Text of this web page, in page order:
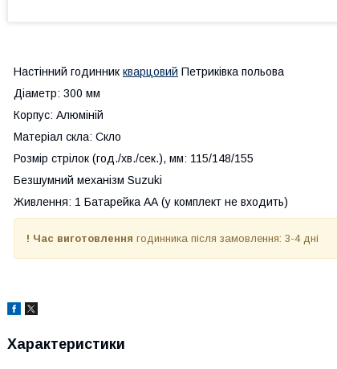
Настінний годинник кварцовий Петриківка польова
Діаметр: 300 мм
Корпус: Алюміній
Матеріал скла: Скло
Розмір стрілок (год./хв./сек.), мм: 115/148/155
Безшумний механізм Suzuki
Живлення: 1 Батарейка АА (у комплект не входить)
! Час виготовлення годинника після замовлення: 3-4 дні
Характеристики